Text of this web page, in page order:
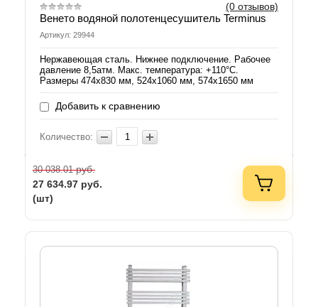
(0 отзывов)
Венето водяной полотенцесушитель Terminus
Артикул: 29944
Нержавеющая сталь. Нижнее подключение. Рабочее
давление 8,5атм. Макс. температура: +110°C.
Размеры 474х830 мм, 524х1060 мм, 574х1650 мм
Добавить к сравнению
Количество:
30 038.01руб.
27 634.97 руб.
(шт)